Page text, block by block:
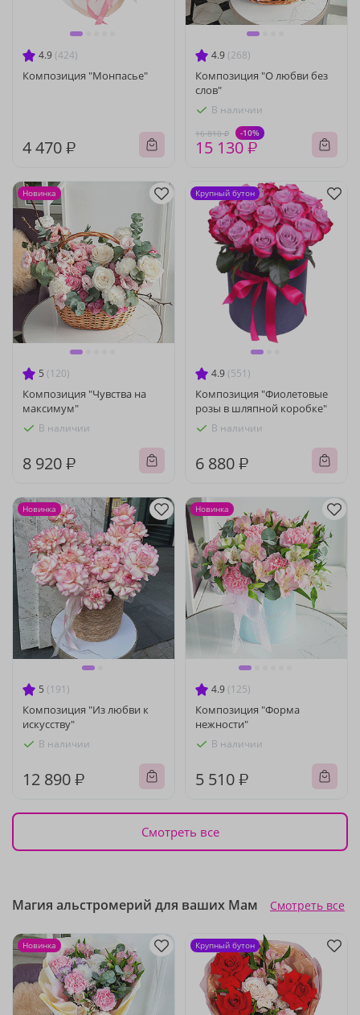
4.9 (424)
Композиция "Монпасье"
4 470 ₽
4.9 (268)
Композиция "О любви без
слов"
В наличии
16 810 ₽ -10%
15 130 ₽
5 (120)
Композиция "Чувства на
максимум"
В наличии
8 920 ₽
Новинка
4.9 (551)
Композиция "Фиолетовые
розы в шляпной коробке"
В наличии
6 880 ₽
Крупный бутон
5 (191)
Композиция "Из любви к
искусству"
В наличии
12 890 ₽
Новинка
4.9 (125)
Композиция "Форма
нежности"
В наличии
5 510 ₽
Новинка
Смотреть все
Магия альстромерий для ваших Мам Смотреть все
Новинка Крупный бутон